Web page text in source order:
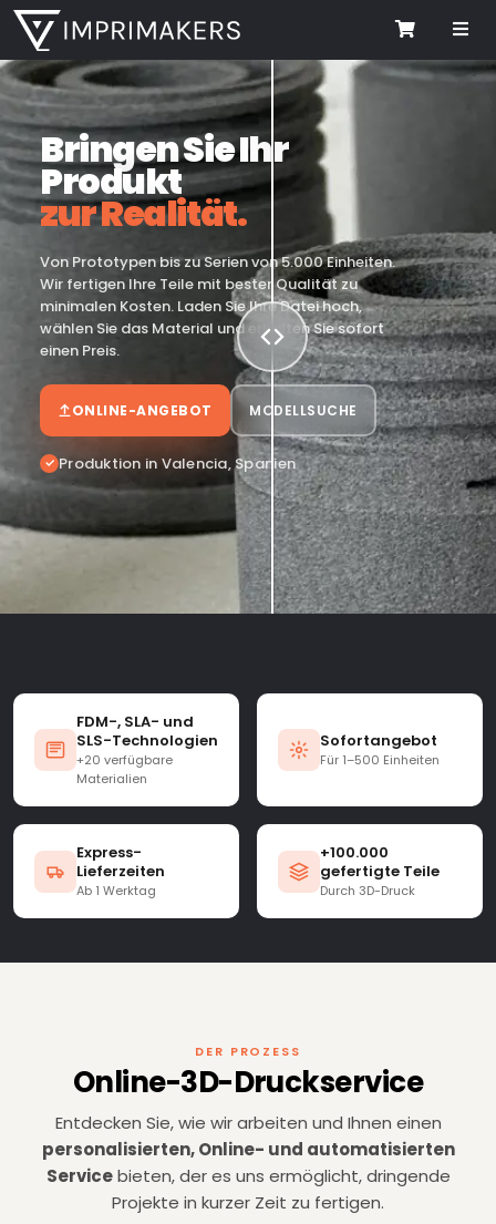
Cart
Bringen Sie Ihr
Produkt
zur Realität.
Von Prototypen bis zu Serien von 5.000 Einheiten.
Wir fertigen Ihre Teile mit bester Qualität zu
minimalen Kosten. Laden Sie Ihre Datei hoch,
wählen Sie das Material und erhalten Sie sofort
einen Preis.
ONLINE-ANGEBOT MODELLSUCHE
Produktion in Valencia, Spanien
FDM-, SLA- und
SLS-Technologien
+20 verfügbare
Materialien
Sofortangebot
Für 1–500 Einheiten
Express-
Lieferzeiten
Ab 1 Werktag
+100.000
gefertigte Teile
Durch 3D-Druck
DER PROZESS
Online-3D-Druckservice
Entdecken Sie, wie wir arbeiten und Ihnen einen
personalisierten, Online- und automatisierten
Servicebieten, der es uns ermöglicht, dringende
Projekte in kurzer Zeit zu fertigen.